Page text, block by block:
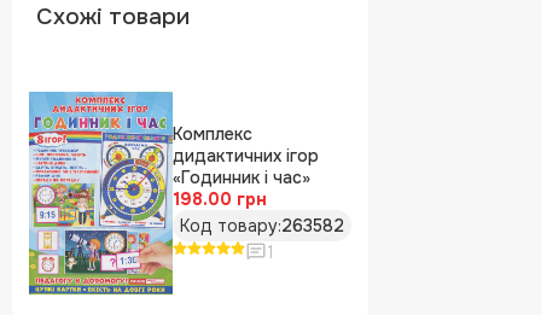
Схожі товари
Комплекс
дидактичних ігор
«Годинник і час»
198.00 грн
Код товару:263582
1